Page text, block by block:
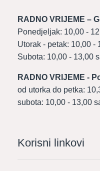
RADNO VRIJEME –
Ponedjeljak: 10,00 -
Utorak - petak: 10,00 -
Subota: 10,00 - 13,00
RADNO VRIJEME -
od utorka do petka:
subota: 10,00 - 13,00
Korisni linkovi